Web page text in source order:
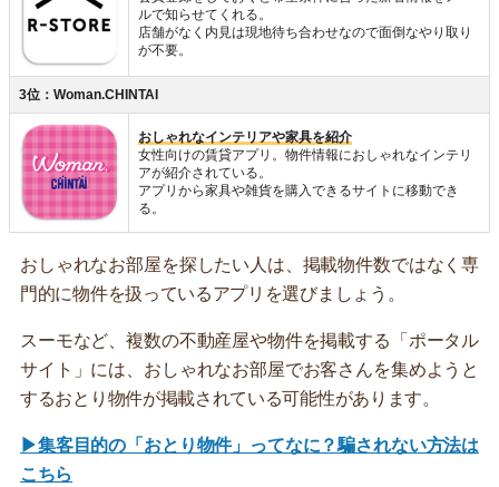
ルで知らせてくれる。
店舗がなく内見は現地待ち合わせなので面倒なやり取り
が不要。
3位：Woman.CHINTAI
おしゃれなインテリアや家具を紹介
女性向けの賃貸アプリ。物件情報におしゃれなインテリ
アが紹介されている。
アプリから家具や雑貨を購入できるサイトに移動でき
る。
おしゃれなお部屋を探したい人は、掲載物件数ではなく専
門的に物件を扱っているアプリを選びましょう。
スーモなど、複数の不動産屋や物件を掲載する「ポータル
サイト」には、おしゃれなお部屋でお客さんを集めようと
するおとり物件が掲載されている可能性があります。
▶集客目的の「おとり物件」ってなに？騙されない方法は
こちら